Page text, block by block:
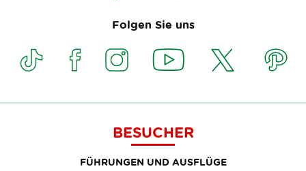
Folgen Sie uns
BESUCHER
FÜHRUNGEN UND AUSFLÜGE